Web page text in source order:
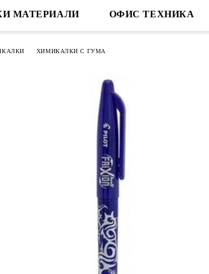
МАТЕРИАЛИ ОФИС ТЕХНИКА
ХИМИКАЛКИ С ГУМА